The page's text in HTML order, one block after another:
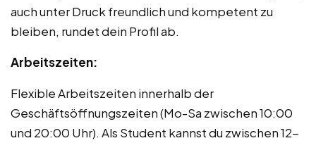
auch unter Druck freundlich und kompetent zu
bleiben, rundet dein Profil ab.
Arbeitszeiten:
Flexible Arbeitszeiten innerhalb der
Geschäftsöffnungszeiten (Mo-Sa zwischen 10:00
und 20:00 Uhr). Als Student kannst du zwischen 12-